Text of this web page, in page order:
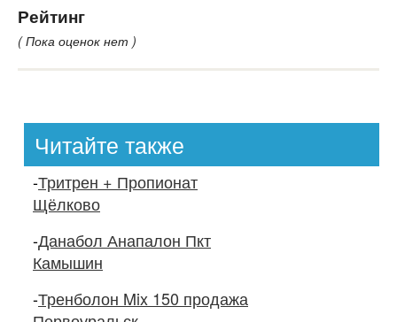
Рейтинг
( Пока оценок нет )
Читайте также
-Тритрен + Пропионат
Щёлково
-Данабол Анапалон Пкт
Камышин
-Тренболон Mix 150 продажа